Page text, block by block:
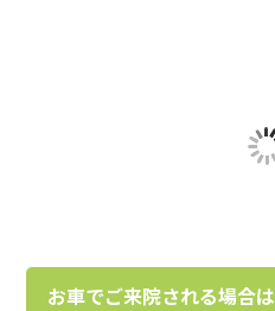
お車でご来院される場合